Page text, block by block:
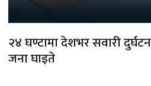
२४ घण्टामा देशभर सवारी
जना घाइते